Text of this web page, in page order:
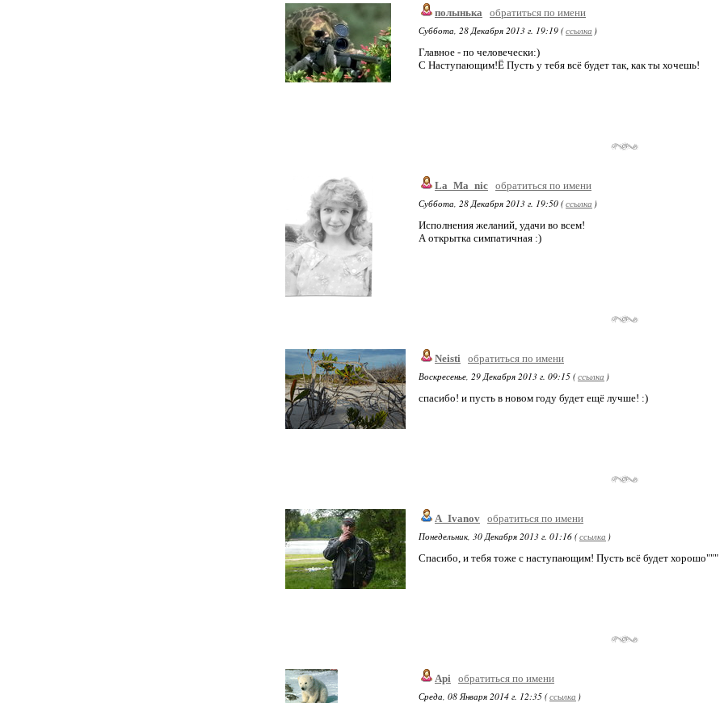
полынька
обратиться по имени
Суббота, 28 Декабря 2013 г. 19:19 (ссылка )
Главное - по человечески:)
С Наступающим!Ё Пусть у тебя всё будет так, как ты хочешь!
La_Ma_nic обратиться по имени
Суббота, 28 Декабря 2013 г. 19:50 (ссылка )
Исполнения желаний, удачи во всем!
А открытка симпатичная :)
Neisti обратиться по имени
Воскресенье, 29 Декабря 2013 г. 09:15 (ссылка )
спасибо! и пусть в новом году будет ещё лучше! :)
A_Ivanov обратиться по имени
Понедельник, 30 Декабря 2013 г. 01:16 (ссылка )
Спасибо, и тебя тоже с наступающим! Пусть всё будет хорошо"""
Api обратиться по имени
Среда, 08 Января 2014 г. 12:35 (ссылка )